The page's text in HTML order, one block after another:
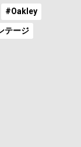
#Oakley
テージ